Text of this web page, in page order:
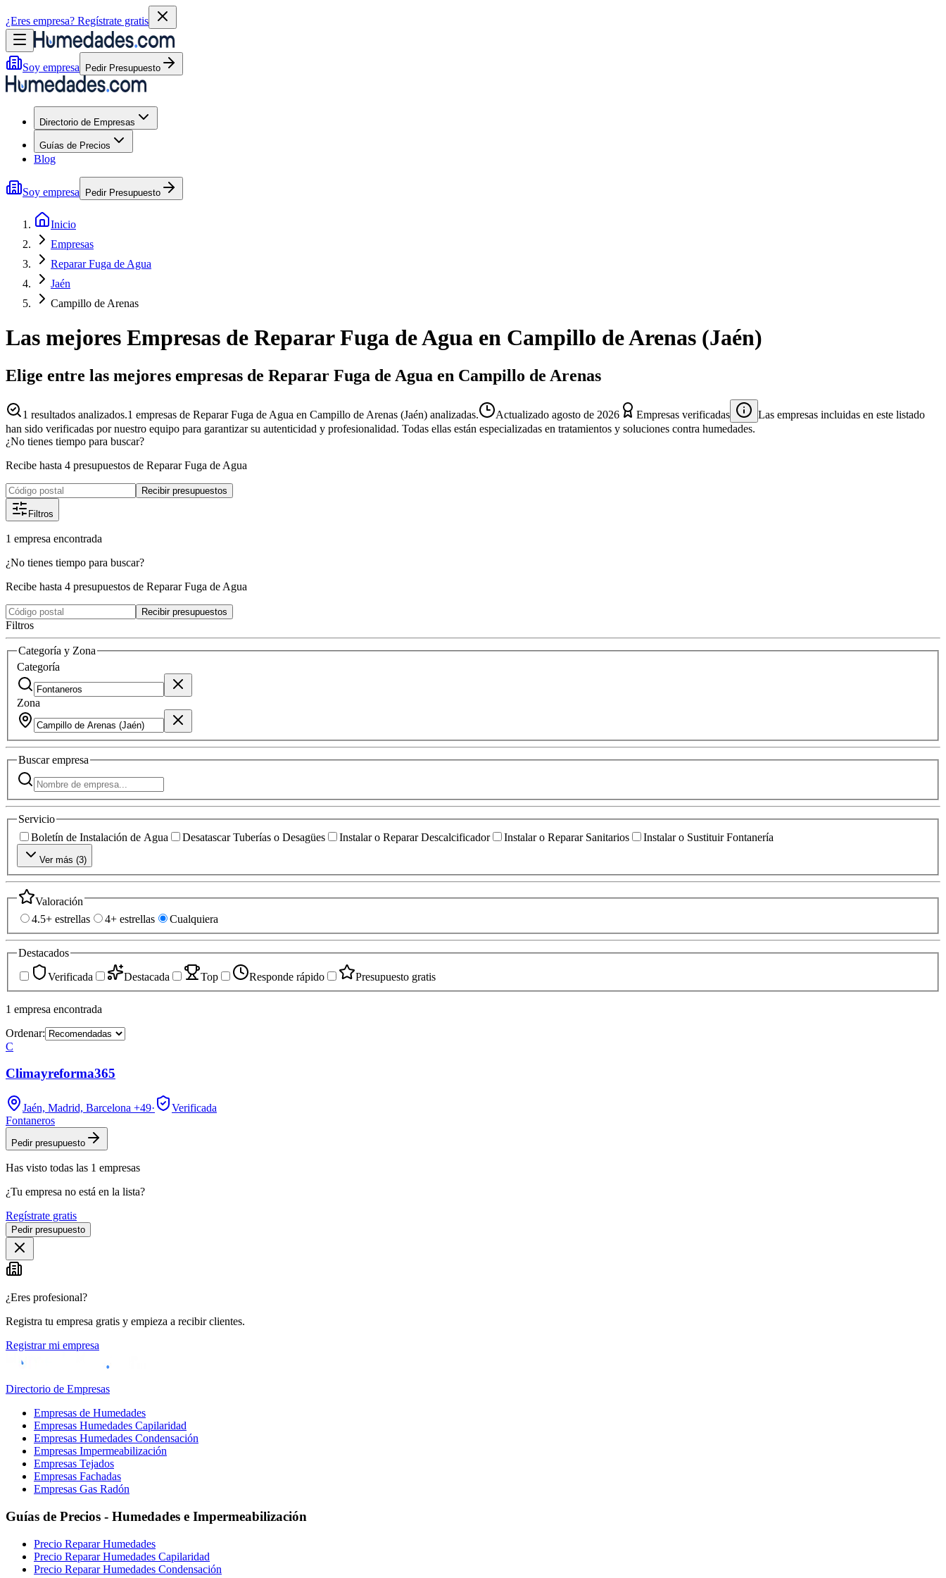
¿Eres empresa? Regístrate gratis
Soy empresa Pedir Presupuesto
Directorio de Empresas
Guías de Precios
Blog
Soy empresa Pedir Presupuesto
Inicio
Empresas
Reparar Fuga de Agua
Jaén
Campillo de Arenas
Las mejores Empresas de Reparar Fuga de Agua en Campillo de Arenas (Jaén)
Elige entre las mejores empresas de Reparar Fuga de Agua en Campillo de Arenas
1 resultados analizados.1 empresas de Reparar Fuga de Agua en Campillo de Arenas (Jaén) analizadas. Actualizado agosto de 2026 Empresas verificadas
Las empresas incluidas en este listado
han sido verificadas por nuestro equipo para garantizar su autenticidad y profesionalidad. Todas ellas están especializadas en tratamientos y soluciones contra humedades.
¿No tienes tiempo para buscar?
Recibe hasta 4 presupuestos de Reparar Fuga de Agua
Recibir presupuestos
Filtros
1 empresa encontrada
¿No tienes tiempo para buscar?
Recibe hasta 4 presupuestos de Reparar Fuga de Agua
Recibir presupuestos
Filtros
Categoría y Zona
Categoría
Zona
Buscarempresa
Servicio
Boletín de Instalación de Agua
Desatascar Tuberías o Desagües Instalar o Reparar Descalcificador Instalar o Reparar Sanitarios Instalar o Sustituir Fontanería
Ver más (3)
Valoración
4.5+ estrellas
4+ estrellas Cualquiera
Destacados
Verificada
Destacada Top Responde rápido Presupuesto gratis
1 empresa encontrada
Ordenar:
C
Climayreforma365
Jaén, Madrid, Barcelona +49·
Verificada
Fontaneros
Pedir presupuesto
Has visto todas las 1 empresas
¿Tu empresa no está en la lista?
Regístrate gratis
Pedir presupuesto
¿Eres profesional?
Registra tu empresa gratis y empieza a recibir clientes.
Registrar mi empresa
Directorio de Empresas
Empresas de Humedades
Empresas Humedades Capilaridad
Empresas Humedades Condensación
Empresas Impermeabilización
Empresas Tejados
Empresas Fachadas
Empresas Gas Radón
Guías de Precios - Humedades e Impermeabilización
Precio Reparar Humedades
Precio Reparar Humedades Capilaridad
Precio Reparar Humedades Condensación